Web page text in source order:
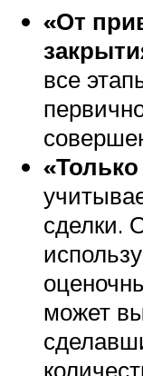
«От
все
сделки.
может